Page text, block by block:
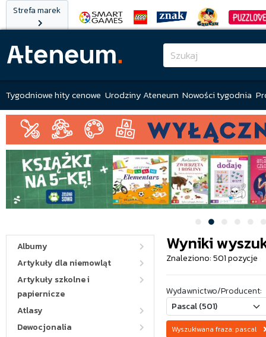
Strefa marek
Tygodniowe hity cenowe Urodziny Ateneum Nowości tygodnia
Albumy
Artykuły dla niemowląt
Artykuły szkolne i
papiernicze
Atlasy
Dewocjonalia
Wyniki
Znaleziono: 501 pozycje
Wydawnictwo/Producent:
Wyszukiwana fraza: pascal